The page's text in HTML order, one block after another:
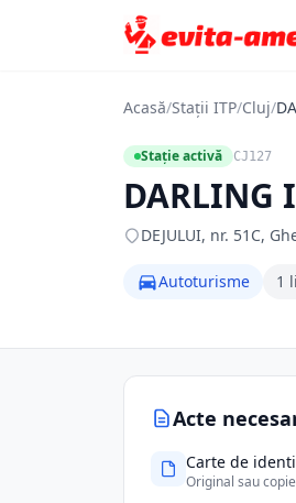
Acasă/Stații ITP/Cluj/
Stație activă CJ127
DARLING
DEJULUI, nr. 51C,
Autoturisme 1
Acte
Carte de
Original sau